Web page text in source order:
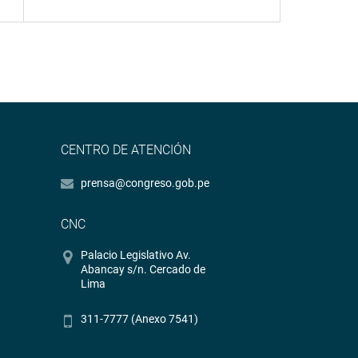
CENTRO DE ATENCIÓN
prensa@congreso.gob.pe
CNC
Palacio Legislativo Av.
Abancay s/n. Cercado de
Lima
311-7777 (Anexo 7541)